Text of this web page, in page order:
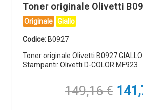
Toner originale Olivetti
Originale Giallo
Codice: B0927
Toner originale Olivetti B0927
Stampanti: Olivetti D-COLOR MF923
149,16€ Il